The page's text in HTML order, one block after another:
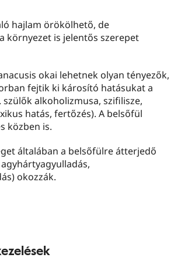
hajlam örökölhető, de
környezet is jelentős szerepet
okai lehetnek olyan tényezők,
fejtik ki károsító hatásukat a
szülők alkoholizmusa, szifilisze,
hatás, fertőzés). A belsőfül
közben is.
általában a belsőfülre átterjedő
okozzák.